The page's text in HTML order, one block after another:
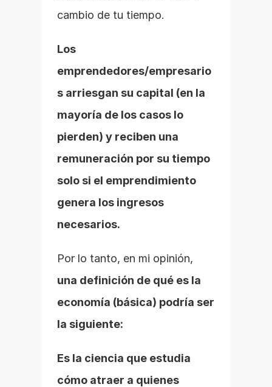
cambio de tu tiempo.
Los
emprendedores/empresario
s arriesgan su capital (en la
mayoría de los casos lo
pierden) y reciben una
remuneración por su tiempo
solo si el emprendimiento
genera los ingresos
necesarios.
una definición de qué es la
economía (básica) podría ser
la siguiente:
Es la ciencia que estudia
cómo atraer a quienes